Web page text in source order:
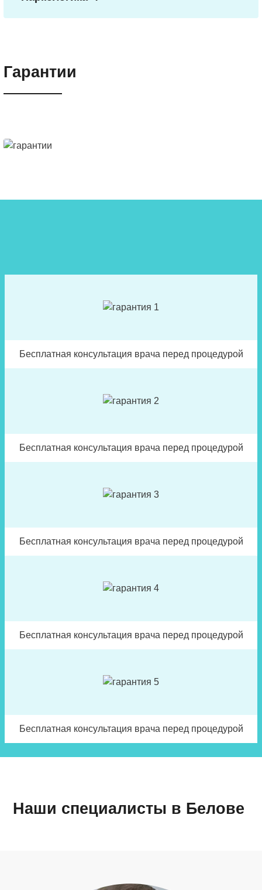
специалистов составляет индивидуальный план
лечения и предлагает программы поддержки и
реабилитации.
Гарантии
Бесплатная консультация врача перед процедурой
Бесплатная консультация врача перед процедурой
Бесплатная консультация врача перед процедурой
Бесплатная консультация врача перед процедурой
Бесплатная консультация врача перед процедурой
Наши специалисты в Белове